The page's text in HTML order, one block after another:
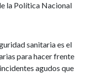
la Política Nacional
sanitaria es el
para hacer frente
agudos que